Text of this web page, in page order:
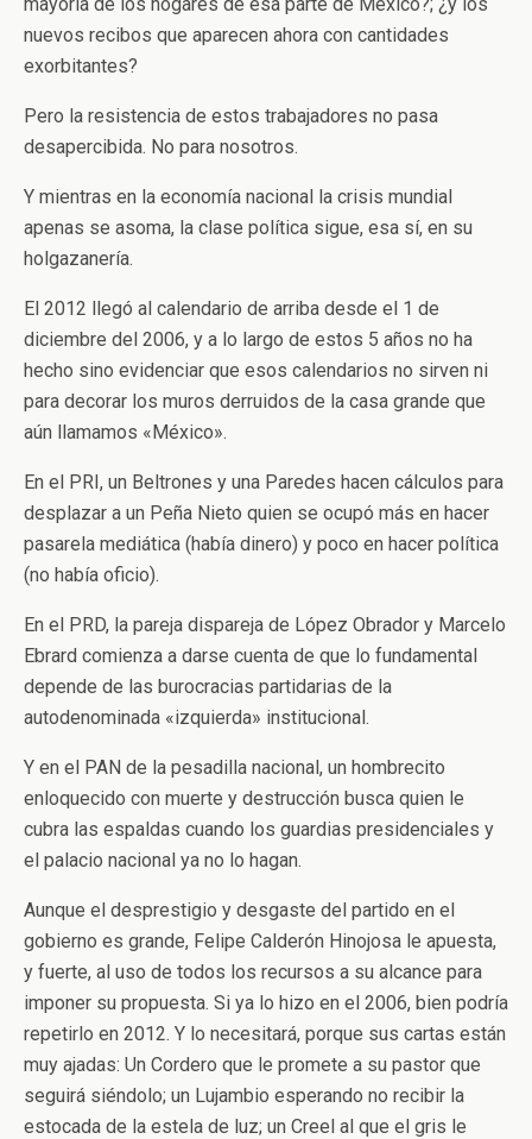
nuevos recibos que aparecen ahora con cantidades
exorbitantes?
Pero la resistencia de estos trabajadores no pasa
desapercibida. No para nosotros.
Y mientras en la economía nacional la crisis mundial
apenas se asoma, la clase política sigue, esa sí, en su
holgazanería.
El 2012 llegó al calendario de arriba desde el 1 de
diciembre del 2006, y a lo largo de estos 5 años no ha
hecho sino evidenciar que esos calendarios no sirven ni
para decorar los muros derruidos de la casa grande que
aún llamamos «México».
En el PRI, un Beltrones y una Paredes hacen cálculos para
desplazar a un Peña Nieto quien se ocupó más en hacer
pasarela mediática (había dinero) y poco en hacer política
(no había oficio).
En el PRD, la pareja dispareja de López Obrador y Marcelo
Ebrard comienza a darse cuenta de que lo fundamental
depende de las burocracias partidarias de la
autodenominada «izquierda» institucional.
Y en el PAN de la pesadilla nacional, un hombrecito
enloquecido con muerte y destrucción busca quien le
cubra las espaldas cuando los guardias presidenciales y
el palacio nacional ya no lo hagan.
Aunque el desprestigio y desgaste del partido en el
gobierno es grande, Felipe Calderón Hinojosa le apuesta,
y fuerte, al uso de todos los recursos a su alcance para
imponer su propuesta. Si ya lo hizo en el 2006, bien podría
repetirlo en 2012. Y lo necesitará, porque sus cartas están
muy ajadas: Un Cordero que le promete a su pastor que
seguirá siéndolo; un Lujambio esperando no recibir la
estocada de la estela de luz; un Creel al que el gris le